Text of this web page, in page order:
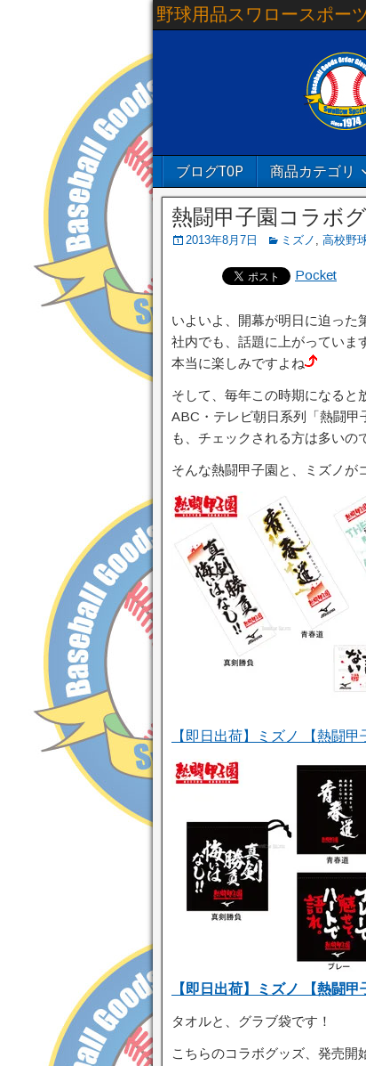
野球用品スワロースポー
ブログTOP 商品カテゴリ
熱闘甲子園コラボ
2013年8月7日 ミズノ , 高校野
Pocket
いよいよ、開幕が明日に迫った
社内でも、話題に上がっていま
本当に楽しみですよね
そして、毎年この時期になると
ABC・テレビ朝日系列「熱闘甲
も、チェックされる方は多いの
そんな熱闘甲子園と、ミズノが
【即日出荷】ミズノ 【熱闘
【即日出荷】ミズノ 【熱闘
タオルと、グラブ袋です！
こちらのコラボグッズ、発売開